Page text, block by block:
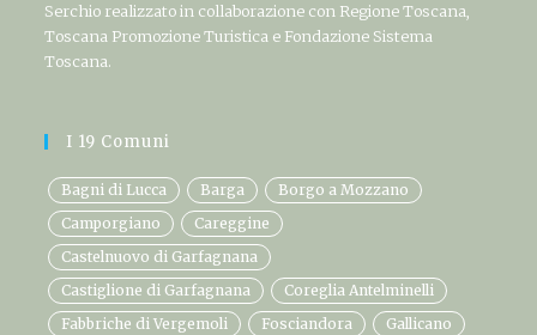
Serchio realizzato in collaborazione con Regione Toscana,
Toscana Promozione Turistica e Fondazione Sistema
Toscana.
I 19 Comuni
Bagni di Lucca Barga
Borgo a Mozzano
Camporgiano
Careggine
Castelnuovo di Garfagnana
Castiglione di Garfagnana
Coreglia Antelminelli
Fabbriche di Vergemoli
Fosciandora
Gallicano